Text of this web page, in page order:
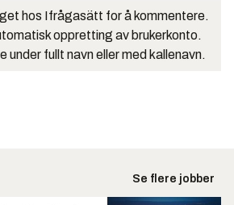
hos Ifrågasätt for å kommentere.
oppretting av brukerkonto.
under fullt navn eller med kallenavn.
Se flere jobber